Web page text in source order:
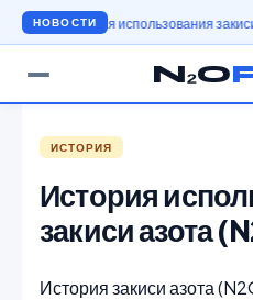
НОВОСТИ
История использования закиси
N₂O
ИСТОРИЯ
История
закиси азота
История закиси азота